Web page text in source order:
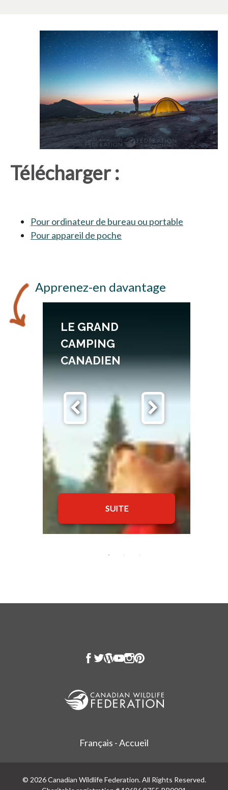
Télécharger :
Pour ordinateur de bureau ou portable
Pour appareil de poche
Apprenez-en davantage
LE GRAND
CAMPING
CANADIEN
SUITE
Français - Accueil
© 2026 Canadian Wildlife Federation. All Rights Reserved.